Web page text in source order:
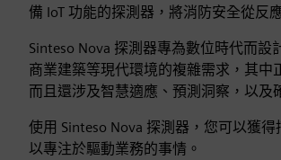
備 IoT 功能的探測器，將消防安全從反
Sinteso Nova 探測器專為數位時代而
商業建築等現代環境的複雜需求，其中
而且還涉及智慧適應、預測洞察，以及
使用 Sinteso Nova 探測器，您可以獲
以專注於驅動業務的事情。